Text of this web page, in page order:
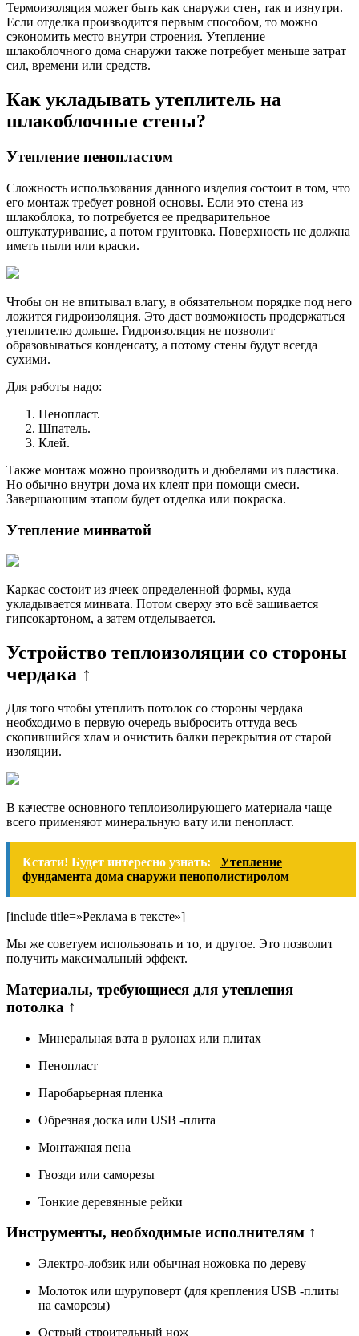
Термоизоляция может быть как снаружи стен, так и изнутри.
Если отделка производится первым способом, то можно
сэкономить место внутри строения. Утепление
шлакоблочного дома снаружи также потребует меньше затрат
сил, времени или средств.
Как укладывать утеплитель на
шлакоблочные стены?
Утепление пенопластом
Сложность использования данного изделия состоит в том, что
его монтаж требует ровной основы. Если это стена из
шлакоблока, то потребуется ее предварительное
оштукатуривание, а потом грунтовка. Поверхность не должна
иметь пыли или краски.
Чтобы он не впитывал влагу, в обязательном порядке под него
ложится гидроизоляция. Это даст возможность продержаться
утеплителю дольше. Гидроизоляция не позволит
образовываться конденсату, а потому стены будут всегда
сухими.
Для работы надо:
Пенопласт.
Шпатель.
Клей.
Также монтаж можно производить и дюбелями из пластика.
Но обычно внутри дома их клеят при помощи смеси.
Завершающим этапом будет отделка или покраска.
Утепление минватой
Каркас состоит из ячеек определенной формы, куда
укладывается минвата. Потом сверху это всё зашивается
гипсокартоном, а затем отделывается.
Устройство теплоизоляции со стороны
чердака ↑
Для того чтобы утеплить потолок со стороны чердака
необходимо в первую очередь выбросить оттуда весь
скопившийся хлам и очистить балки перекрытия от старой
изоляции.
В качестве основного теплоизолирующего материала чаще
всего применяют минеральную вату или пенопласт.
Кстати! Будет интересно узнать:
Утепление
фундамента дома снаружи пенополистиролом
[include title=»Реклама в тексте»]
Мы же советуем использовать и то, и другое. Это позволит
получить максимальный эффект.
Материалы, требующиеся для утепления
потолка ↑
Минеральная вата в рулонах или плитах
Пенопласт
Паробарьерная пленка
Обрезная доска или USB -плита
Монтажная пена
Гвозди или саморезы
Тонкие деревянные рейки
Инструменты, необходимые исполнителям ↑
Электро-лобзик или обычная ножовка по дереву
Молоток или шуруповерт (для крепления USB -плиты
на саморезы)
Острый строительный нож